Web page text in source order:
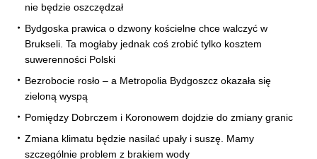
nie będzie oszczędzał
Bydgoska prawica o dzwony kościelne chce walczyć w
Brukseli. Ta mogłaby jednak coś zrobić tylko kosztem
suwerenności Polski
Bezrobocie rosło – a Metropolia Bydgoszcz okazała się
zieloną wyspą
Pomiędzy Dobrczem i Koronowem dojdzie do zmiany granic
Zmiana klimatu będzie nasilać upały i suszę. Mamy
szczególnie problem z brakiem wody